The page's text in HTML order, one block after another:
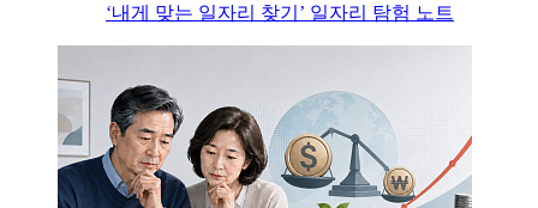
‘내게 맞는 일자리 찾기’ 일자리 탐험 노트